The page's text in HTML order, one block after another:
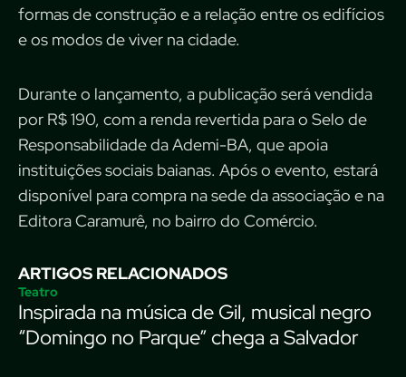
formas de construção e a relação entre os edifícios
e os modos de viver na cidade.
Durante o lançamento, a publicação será vendida
por R$ 190, com a renda revertida para o Selo de
Responsabilidade da Ademi-BA, que apoia
instituições sociais baianas. Após o evento, estará
disponível para compra na sede da associação e na
Editora Caramurê, no bairro do Comércio.
ARTIGOS RELACIONADOS
Teatro
Inspirada na música de Gil, musical negro
“Domingo no Parque” chega a Salvador